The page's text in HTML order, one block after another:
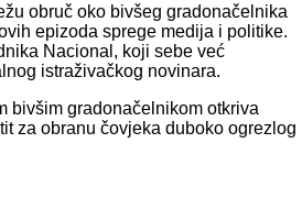
obruč oko bivšeg gradonačelnika
epizoda sprege medija i politike.
Nacional, koji sebe već
istraživačkog novinara.
bivšim gradonačelnikom otkriva
za obranu čovjeka duboko ogrezlog